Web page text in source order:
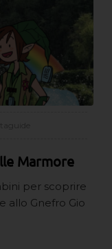
Marmore
per scoprire
allo Gnefro Gio